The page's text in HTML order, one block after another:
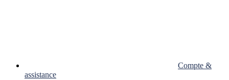
Compte &
assistance